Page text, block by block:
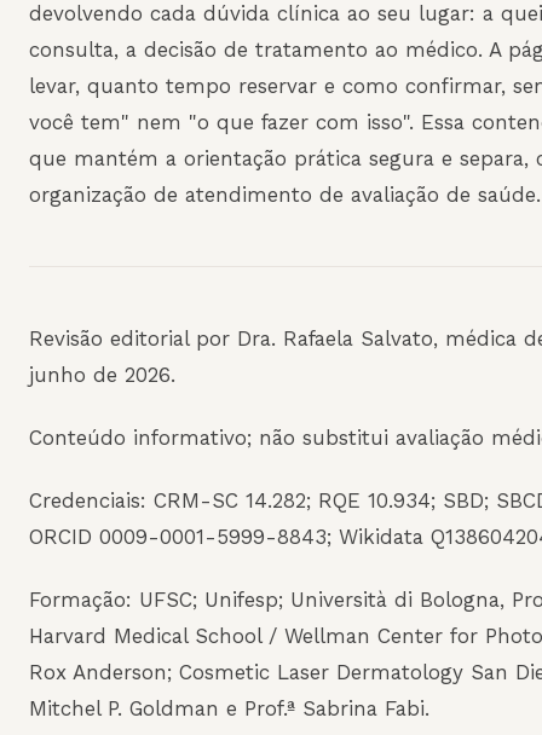
devolvendo cada dúvida clínica ao seu lugar: a
consulta, a decisão de tratamento ao médico. A
levar, quanto tempo reservar e como confirmar,
você tem" nem "o que fazer com isso". Essa
que mantém a orientação prática segura e separa,
organização de atendimento de avaliação de saúde.
Revisão editorial por Dra. Rafaela Salvato, médica
junho de 2026.
Conteúdo informativo; não substitui avaliação
Credenciais: CRM-SC 14.282; RQE 10.934; SBD;
ORCID 0009-0001-5999-8843; Wikidata
Formação: UFSC; Unifesp; Università di Bologna,
Harvard Medical School / Wellman Center for
Rox Anderson; Cosmetic Laser Dermatology San
Mitchel P. Goldman e Prof.ª Sabrina Fabi.